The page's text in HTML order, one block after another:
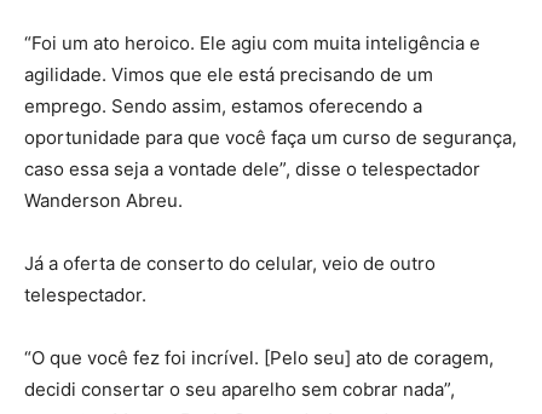
“Foi um ato heroico. Ele agiu com muita inteligência e
agilidade. Vimos que ele está precisando de um
emprego. Sendo assim, estamos oferecendo a
oportunidade para que você faça um curso de segurança,
caso essa seja a vontade dele”, disse o telespectador
Wanderson Abreu.
Já a oferta de conserto do celular, veio de outro
telespectador.
“O que você fez foi incrível. [Pelo seu] ato de coragem,
decidi consertar o seu aparelho sem cobrar nada”,